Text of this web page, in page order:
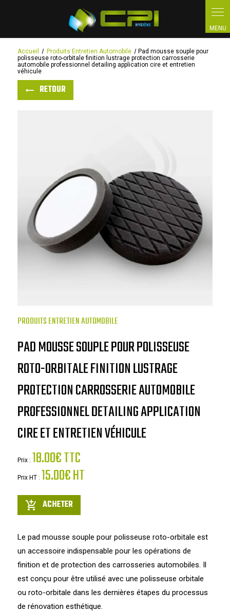
Accueil Produits Entretien Automobile
Pad mousse souple pour
polisseuse roto-orbitale finition lustrage protection carrosserie
automobile professionnel detailing application cire et entretien
véhicule
RETOUR
PRODUITS ENTRETIEN AUTOMOBILE
PAD MOUSSE SOUPLE POUR POLISSEUSE
ROTO-ORBITALE FINITION LUSTRAGE
PROTECTION CARROSSERIE AUTOMOBILE
PROFESSIONNEL DETAILING APPLICATION
CIRE ET ENTRETIEN VÉHICULE
Prix : 18.00€ TTC
Prix HT : 15.00€ HT
add_shopping_cart ACHETER
Le pad mousse souple pour polisseuse roto-orbitale est
un accessoire indispensable pour les opérations de
finition et de protection des carrosseries automobiles. Il
est conçu pour être utilisé avec une polisseuse orbitale
ou roto-orbitale dans les dernières étapes du processus
de rénovation esthétique.